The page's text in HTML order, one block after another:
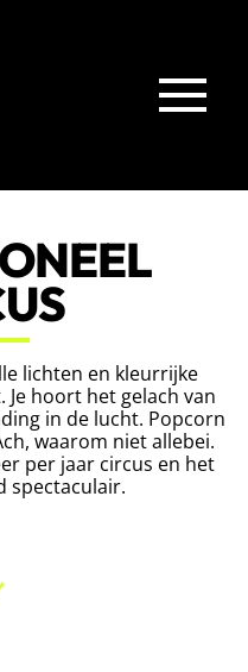
lichten en kleurrijke
hoort het gelach van
in de lucht. Popcorn
waarom niet allebei.
per jaar circus en het
spectaculair.